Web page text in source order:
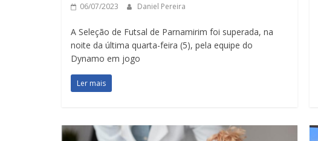
06/07/2023 Daniel Pereira
A Seleção de Futsal de Parnamirim foi superada, na
noite da última quarta-feira (5), pela equipe do
Dynamo em jogo
Ler mais